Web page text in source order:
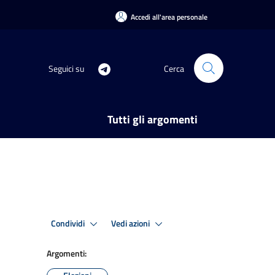
Accedi all'area personale
Seguici su Cerca
Tutti gli argomenti
Condividi Vedi azioni
Argomenti: